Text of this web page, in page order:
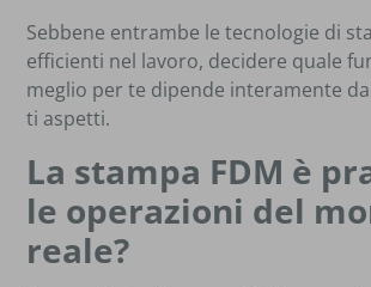
Sebbene entrambe le tecnologie di
efficienti nel lavoro, decidere quale
meglio per te dipende interamente
ti aspetti.
La stampa FDM è
le operazioni del
reale?